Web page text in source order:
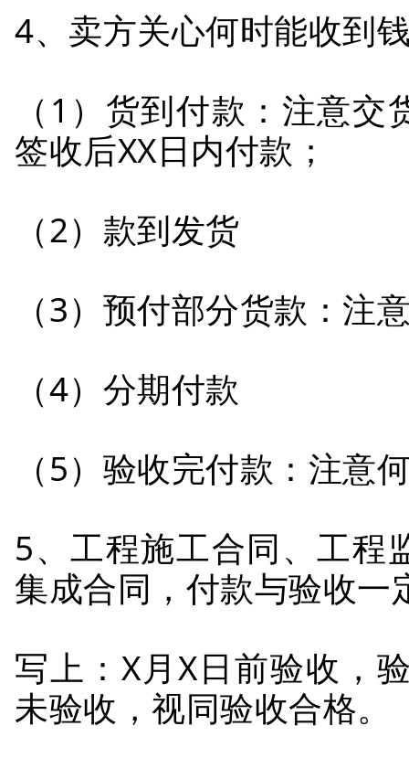
4、卖方关心何时能收到
（1）货到付款：注意
签收后XX日内付款；
（2）款到发货
（3）预付部分货款：注
（4）分期付款
（5）验收完付款：注意
5、工程施工合同、工程
集成合同，付款与验收一
写上：X月X日前验收，
未验收，视同验收合格。